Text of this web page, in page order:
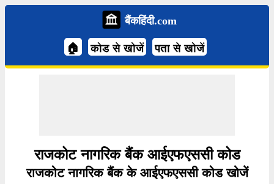
बैंकहिंदी.com
🏠 कोड से खोजें पता से खोजें
राजकोट नागरिक बैंक आईएफएससी कोड
राजकोट नागरिक बैंक के आईएफएससी कोड खोजें